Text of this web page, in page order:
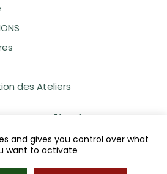
des Ateliers
votre atelier !
and gives you control over what
want to activate